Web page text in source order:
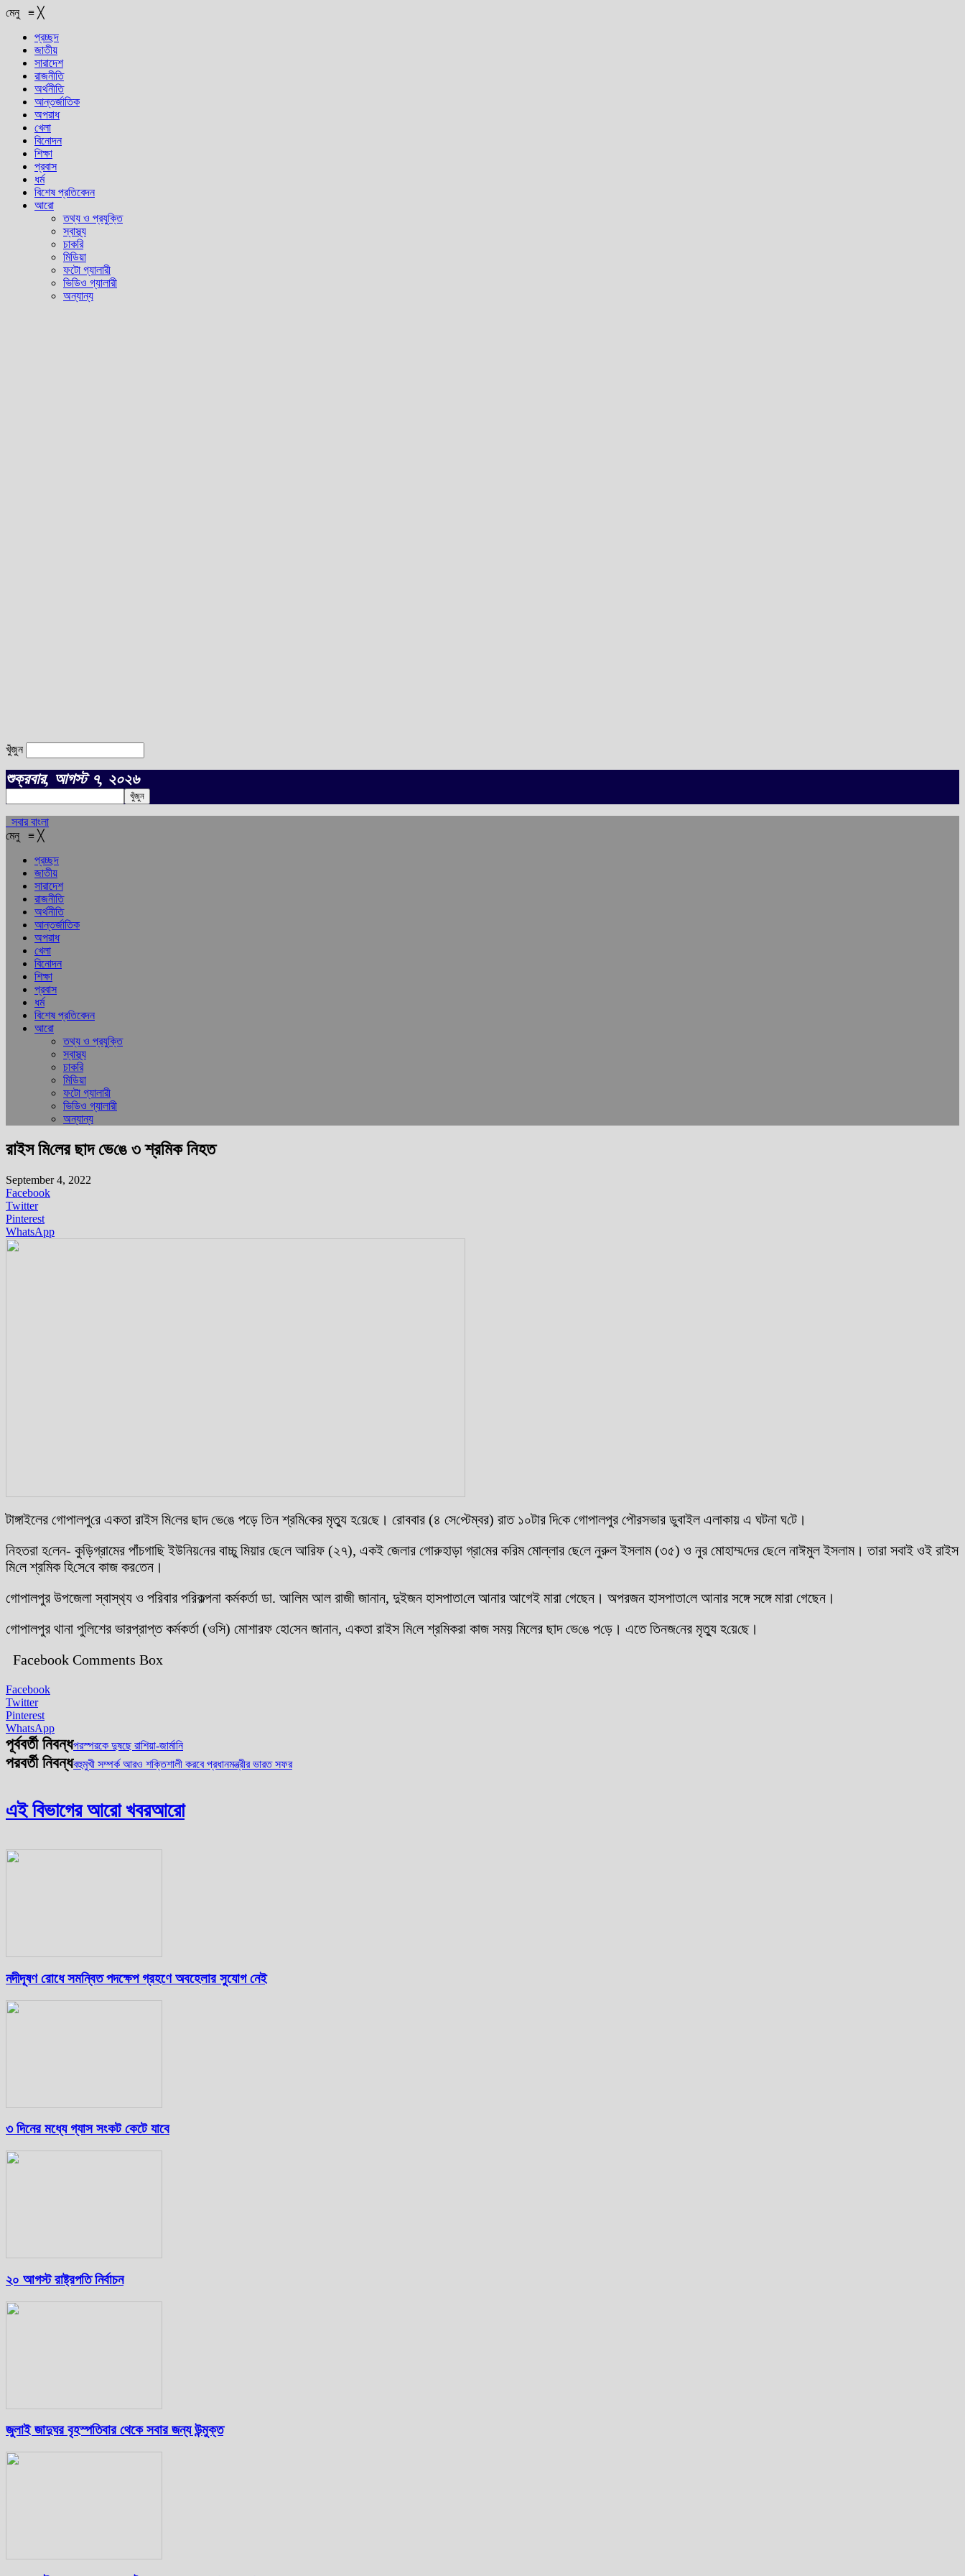
মেনু ≡ ╳
প্রচ্ছদ
জাতীয়
সারাদেশ
রাজনীতি
অর্থনীতি
আন্তর্জাতিক
অপরাধ
খেলা
বিনোদন
শিক্ষা
প্রবাস
ধর্ম
বিশেষ প্রতিবেদন
আরো
তথ্য ও প্রযুক্তি
স্বাস্থ্য
চাকরি
মিডিয়া
ফটো গ্যালারী
ভিডিও গ্যালারী
অন্যান্য
খুঁজুন
শুক্রবার, আগস্ট ৭, ২০২৬
সবার বাংলা
মেনু ≡ ╳
প্রচ্ছদ
জাতীয়
সারাদেশ
রাজনীতি
অর্থনীতি
আন্তর্জাতিক
অপরাধ
খেলা
বিনোদন
শিক্ষা
প্রবাস
ধর্ম
বিশেষ প্রতিবেদন
আরো
তথ্য ও প্রযুক্তি
স্বাস্থ্য
চাকরি
মিডিয়া
ফটো গ্যালারী
ভিডিও গ্যালারী
অন্যান্য
রাই‌স মি‌লের ছাদ ভে‌ঙে ৩ শ্রমি‌ক নিহত
September 4, 2022
Facebook
Twitter
Pinterest
WhatsApp
টাঙ্গাইলের গোপালপু‌রে একতা রাইস মি‌লের ছাদ ভে‌ঙে পড়ে তিন শ্রমি‌কের মৃত্যু হ‌য়ে‌ছে। রোববার (৪ সে‌প্টেম্বর) রা‌ত ১০টার দি‌কে গোপালপুর পৌরসভার ডুবাইল এলাকায় এ ঘটনা ঘ‌টে।
নিহতরা হ‌লেন- কু‌ড়িগ্রামের পাঁচগা‌ছি ইউনিয়‌নের বাচ্চু মিয়ার ছে‌লে আরিফ (২৭), একই জেলার গোরুহাড়া গ্রা‌মের ক‌রিম মোল্লার ছে‌লে নুরুল ইসলাম (৩৫) ও নুর মোহাম্ম‌দের ছে‌লে নাঈমুল ইসলাম। তারা সবাই ওই রাইস
মি‌লে শ্রমিক হি‌সে‌বে কাজ কর‌তেন।
গোপালপুর উপজেলা স্বাস্থ‌্য ও প‌রিবার প‌রিকল্পনা কর্মকর্তা ডা. আলিম আল রাজী জানান, দুইজন হাসপাতা‌লে আনার আগেই মারা গেছেন। অপরজন হাসপাতা‌লে আনার সঙ্গে সঙ্গে মারা গেছেন।
গোপালপুর থানা পুলিশের ভারপ্রাপ্ত কর্মকর্তা (ওসি) মোশারফ হো‌সেন জানান, একতা রাইস মি‌লে শ্রমিকরা কাজ সময় মিলের ছাদ ভে‌ঙে প‌ড়ে। এতে তিনজ‌নের মৃত্যু হ‌য়ে‌ছে।
Facebook Comments Box
Facebook
Twitter
Pinterest
WhatsApp
পূর্ববর্তী নিবন্ধপরস্পরকে দুষছে রাশিয়া-জার্মানি
পরবর্তী নিবন্ধবহুমুখী সম্পর্ক আরও শক্তিশালী করবে প্রধানমন্ত্রীর ভারত সফর
এই বিভাগের আরো খবরআরো
নদীদূষণ রোধে সমন্বিত পদক্ষেপ গ্রহণে অবহেলার সুযোগ নেই
৩ দিনের মধ্যে গ্যাস সংকট কেটে যাবে
২০ আগস্ট রাষ্ট্রপতি নির্বাচন
জুলাই জাদুঘর বৃহস্পতিবার থেকে সবার জন্য উন্মুক্ত